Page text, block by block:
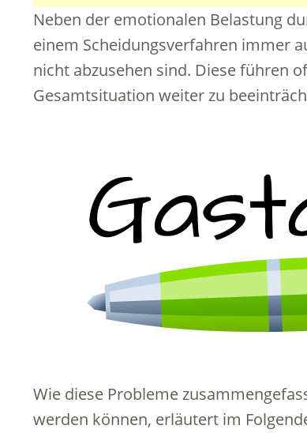
Neben der emotionalen Belastung
einem Scheidungsverfahren immer
nicht abzusehen sind. Diese führen
Gesamtsituation weiter zu
Wie diese Probleme
werden können, erläutert im